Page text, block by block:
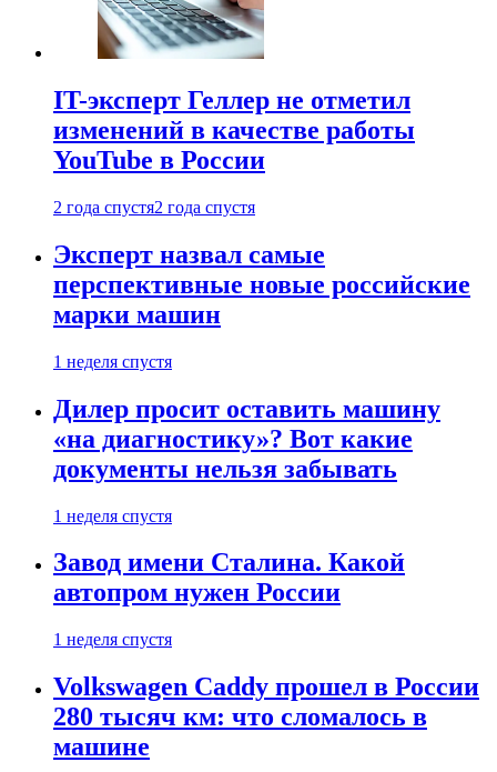
IT-эксперт Геллер не отметил
изменений в качестве работы
YouTube в России
2 года спустя2 года спустя
Эксперт назвал самые
перспективные новые российские
марки машин
1 неделя спустя
Дилер просит оставить машину
«на диагностику»? Вот какие
документы нельзя забывать
1 неделя спустя
Завод имени Сталина. Какой
автопром нужен России
1 неделя спустя
Volkswagen Caddy прошел в России
280 тысяч км: что сломалось в
машине